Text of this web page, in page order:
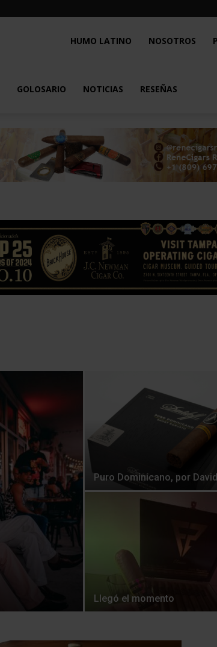
Latino
HUMO LATINO NOSOTROS
GOLOSARIO NOTICIAS RESEÑAS
Puro Dominicano, por
Llegó el momento